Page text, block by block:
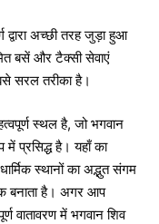
अच्छी तरह जुड़ा हुआ
बसें और टैक्सी सेवाएं
सरल तरीका है।
स्थल है, जो भगवान
प्रसिद्ध है। यहाँ का
स्थानों का अद्भुत संगम
बनाता है। अगर आप
वातावरण में भगवान शिव